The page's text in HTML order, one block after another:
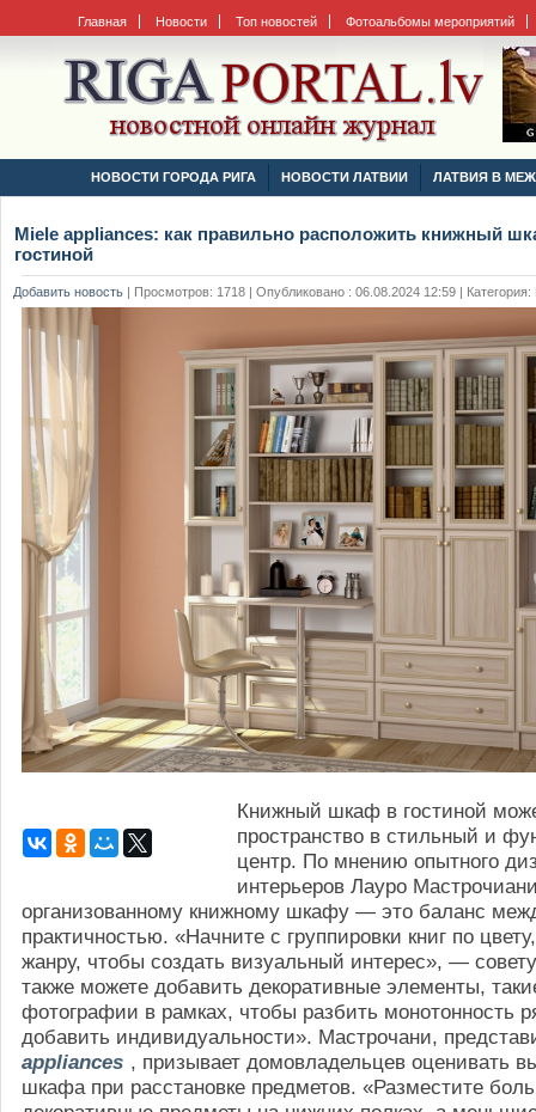
Главная Новости Топ новостей Фотоальбомы мероприятий
НОВОСТИ ГОРОДА РИГА НОВОСТИ ЛАТВИИ ЛАТВИЯ В
Miele appliances: как правильно расположить книжный
гостиной
Добавить новость | Просмотров: 1718 | Опубликовано : 06.08.2024 12:59 | Категория:
Книжный шкаф в гостиной
пространство в стильный и
центр. По мнению опытного
интерьеров Лауро
организованному книжному шкафу — это баланс
практичностью. «Начните с группировки книг по
жанру, чтобы создать визуальный интерес», —
также можете добавить декоративные элементы,
фотографии в рамках, чтобы разбить монотонность
добавить индивидуальности». Мастрочани,
appliances , призывает домовладельцев оценивать
шкафа при расстановке предметов. «Разместите